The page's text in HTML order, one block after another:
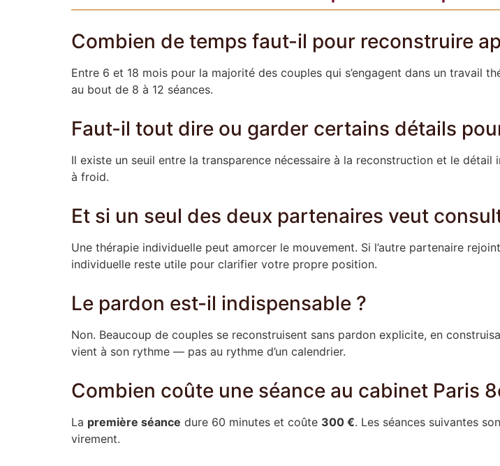
Combien de temps faut-il pour reconstruire
Entre 6 et 18 mois pour la majorité des couples qui s’engagent dans un travail
au bout de 8 à 12 séances.
Faut-il tout dire ou garder certains détails
Il existe un seuil entre la transparence nécessaire à la reconstruction et le
à froid.
Et si un seul des deux partenaires veut
Une thérapie individuelle peut amorcer le mouvement. Si l’autre partenaire
individuelle reste utile pour clarifier votre propre position.
Le pardon est-il indispensable ?
Non. Beaucoup de couples se reconstruisent sans pardon explicite, en
vient à son rythme — pas au rythme d’un calendrier.
Combien coûte une séance au cabinet Paris
La première séance dure 60 minutes et coûte 300 €. Les séances suivantes
virement.